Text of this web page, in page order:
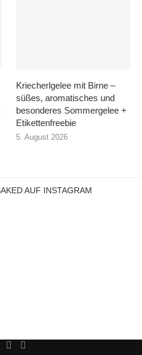
Kriecherlgelee mit Birne –
süßes, aromatisches und
besonderes Sommergelee +
Etikettenfreebie
5. August 2026
AUF INSTAGRAM